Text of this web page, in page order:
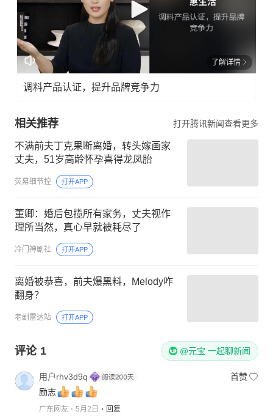
了解详情
调料产品认证，提升品牌竞争力
相关推荐 打开腾讯新闻查看更多
不满前夫丁克果断离婚，转头嫁画家
丈夫，51岁高龄怀孕喜得龙凤胎
荧幕细节控 打开APP
董卿：婚后包揽所有家务，丈夫视作
理所当然，真心早就被耗尽了
冷门神剧社 打开APP
离婚被恭喜，前夫爆黑料，Melody咋
翻身？
老剧雷达站 打开APP
评论 1 @元宝 一起聊新闻
用户rhv3d9q
首赞
励志
广东网友 5月2日 回复